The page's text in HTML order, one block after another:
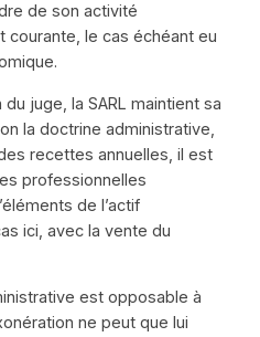
de son activité
courante, le cas échéant eu
juge, la SARL maintient sa
la doctrine administrative,
recettes annuelles, il est
professionnelles
de l’actif
ici, avec la vente du
est opposable à
ne peut que lui